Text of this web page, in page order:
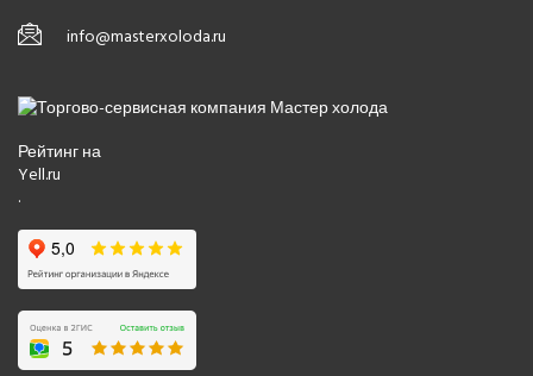
info@masterxoloda.ru
Рейтинг на
Yell.ru
.